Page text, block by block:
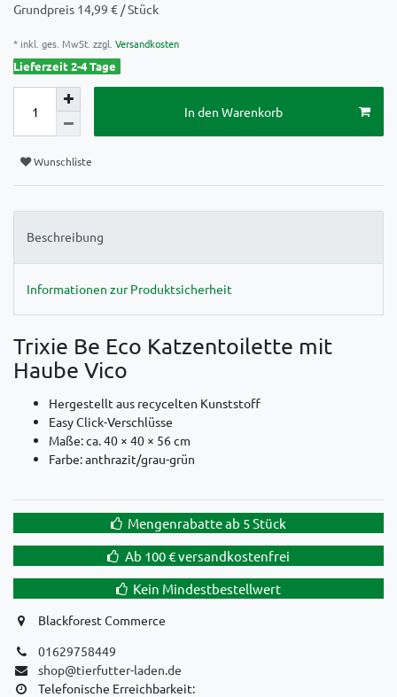
Grundpreis 14,99 € / Stück
* inkl. ges. MwSt. zzgl. Versandkosten
Lieferzeit 2-4 Tage
In den Warenkorb
Wunschliste
Beschreibung
Informationen zur Produktsicherheit
Trixie Be Eco Katzentoilette mit
Haube Vico
Hergestellt aus recycelten Kunststoff
Easy Click-Verschlüsse
Maße: ca. 40 × 40 × 56 cm
Farbe: anthrazit/grau-grün
Mengenrabatte ab 5 Stück
Ab 100 € versandkostenfrei
Kein Mindestbestellwert
Blackforest Commerce
01629758449
shop@tierfutter-laden.de
Telefonische Erreichbarkeit: